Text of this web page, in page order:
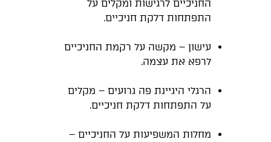
החניכיים לרגישות ומקלים על
התפתחות דלקת חניכיים.
עישון – מקשה על רקמת החניכיים
לרפא את עצמה.
הרגלי היגיינת פה גרועים – מקלים
על התפתחות דלקת חניכיים.
מחלות המשפיעות על החניכיים –